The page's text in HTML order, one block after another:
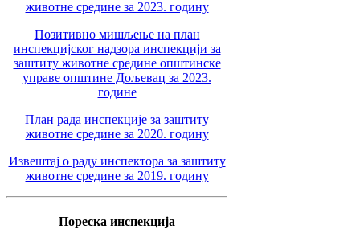
животне средине за 2023. годину
Позитивно мишљење на план
инспекцијског надзора инспекцији за
заштиту животне средине општинске
управе општине Дољевац за 2023.
године
План рада инспекције за заштиту
животне средине за 2020. годину
Извештај о раду инспектора за заштиту
животне средине за 2019. годину
Пореска инспекција